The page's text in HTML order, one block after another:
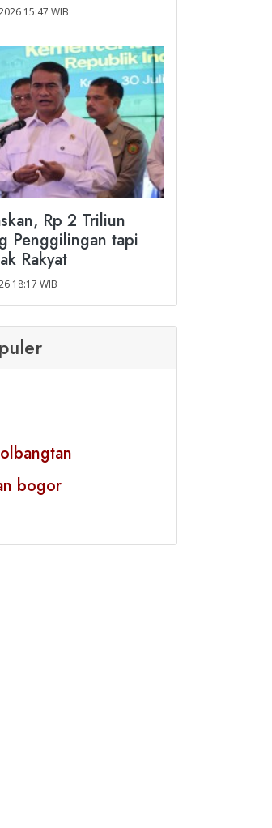
15:47 WIB
Rp 2 Triliun
Penggilingan tapi
Rakyat
18:17 WIB
bogor